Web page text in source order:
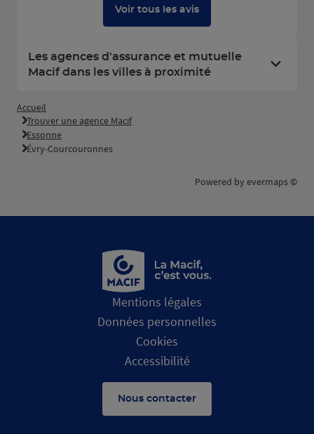
Voir tous les avis
Les agences d'assurance et mutuelle
Macif dans les villes à proximité
Accueil
Trouver une agence Macif
Essonne
Évry-Courcouronnes
Powered by evermaps ©
Mentions légales
Données personnelles
Cookies
Accessibilité
Nous contacter